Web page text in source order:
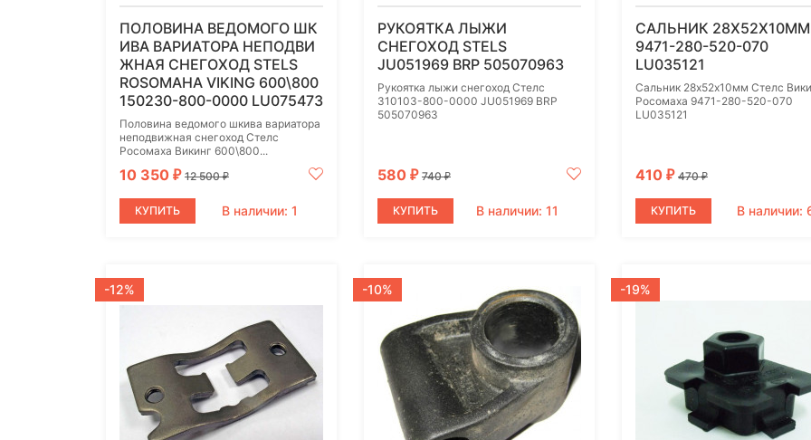
ПОЛОВИНА ВЕДОМОГО ШК
ИВА ВАРИАТОРА НЕПОДВИ
ЖНАЯ СНЕГОХОД STELS
ROSOMAHA VIKING 600\800
150230-800-0000 LU075473
Половина ведомого шкива вариатора
неподвижная снегоход Стелс
Росомаха Викинг 600\800...
10 350 ₽ 12 500₽
КУПИТЬ В наличии: 1
РУКОЯТКА ЛЫЖИ
СНЕГОХОД STELS
JU051969 BRP 505070963
Рукоятка лыжи снегоход Стелс
310103-800-0000 JU051969 BRP
505070963
580 ₽ 740₽
КУПИТЬ В наличии: 11
САЛЬНИК 28Х52Х10ММ
9471-280-520-070
LU035121
Сальник 28х52х10мм Стелс
Росомаха 9471-280-520-070
LU035121
410 ₽ 470₽
КУПИТЬ В наличии:
-12% -10% -19%